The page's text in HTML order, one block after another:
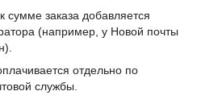
к сумме заказа добавляется
(например, у Новой почты
отдельно по
службы.